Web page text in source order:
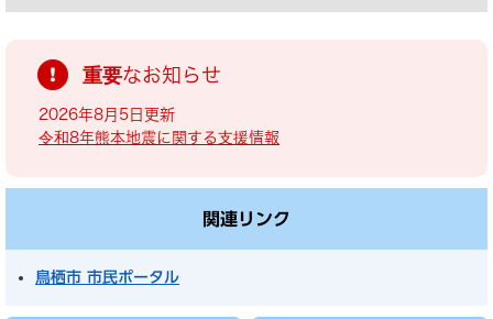
重要なお知らせ
2026年8月5日更新
令和8年熊本地震に関する支援情報
関連リンク
鳥栖市 市民ポータル